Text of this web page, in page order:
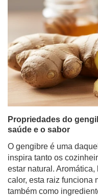
Propriedades do
saúde e o sabor
O gengibre é uma
inspira tanto os
estar natural.
calor, esta raiz funciona
também como